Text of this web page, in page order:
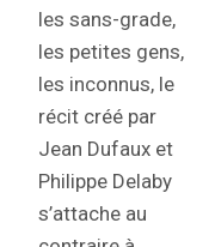
les sans-grade,
les petites gens,
les inconnus, le
récit créé par
Jean Dufaux et
Philippe Delaby
s’attache au